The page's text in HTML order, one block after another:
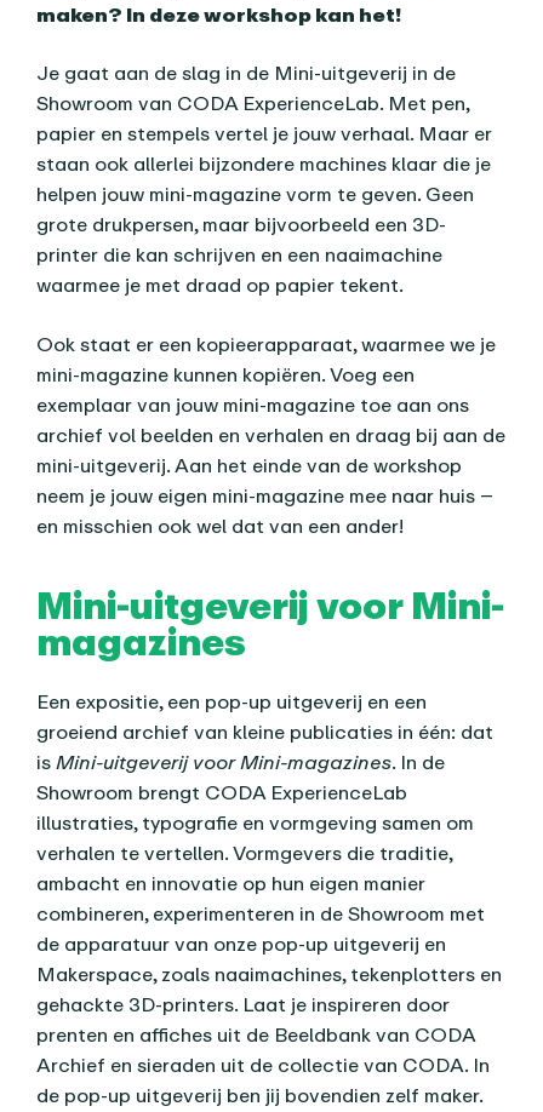
maken? In deze workshop kan het!
Je gaat aan de slag in de Mini-uitgeverij in de
Showroom van CODA ExperienceLab. Met pen,
papier en stempels vertel je jouw verhaal. Maar er
staan ook allerlei bijzondere machines klaar die je
helpen jouw mini-magazine vorm te geven. Geen
grote drukpersen, maar bijvoorbeeld een 3D-
printer die kan schrijven en een naaimachine
waarmee je met draad op papier tekent.
Ook staat er een kopieerapparaat, waarmee we je
mini-magazine kunnen kopiëren. Voeg een
exemplaar van jouw mini-magazine toe aan ons
archief vol beelden en verhalen en draag bij aan de
mini-uitgeverij. Aan het einde van de workshop
neem je jouw eigen mini-magazine mee naar huis –
en misschien ook wel dat van een ander!
Mini-uitgeverij voor Mini-
magazines
Een expositie, een pop-up uitgeverij en een
groeiend archief van kleine publicaties in één: dat
isMini-uitgeverij voor Mini-magazines. In de
Showroom brengt CODA ExperienceLab
illustraties, typografie en vormgeving samen om
verhalen te vertellen. Vormgevers die traditie,
ambacht en innovatie op hun eigen manier
combineren, experimenteren in de Showroom met
de apparatuur van onze pop-up uitgeverij en
Makerspace, zoals naaimachines, tekenplotters en
gehackte 3D-printers. Laat je inspireren door
prenten en affiches uit de Beeldbank van CODA
Archief en sieraden uit de collectie van CODA. In
de pop-up uitgeverij ben jij bovendien zelf maker.